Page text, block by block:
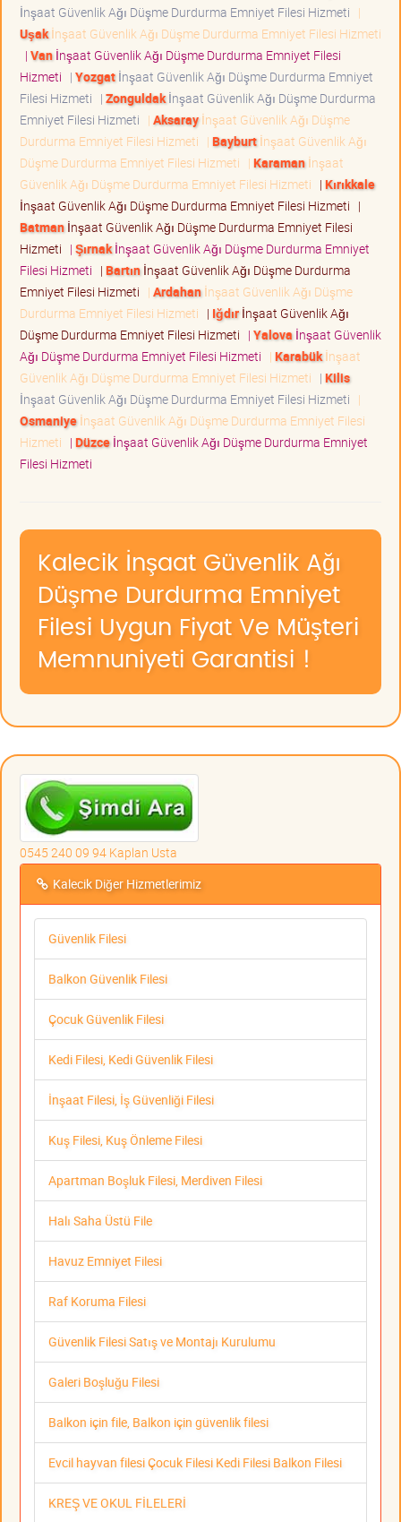
İnşaat Güvenlik Ağı Düşme Durdurma Emniyet Filesi Hizmeti |
Uşakİnşaat Güvenlik Ağı Düşme Durdurma Emniyet Filesi Hizmeti
| Vanİnşaat Güvenlik Ağı Düşme Durdurma Emniyet Filesi
Hizmeti | Yozgatİnşaat Güvenlik Ağı Düşme Durdurma Emniyet
Filesi Hizmeti | Zonguldakİnşaat Güvenlik Ağı Düşme Durdurma
Emniyet Filesi Hizmeti | Aksarayİnşaat Güvenlik Ağı Düşme
Durdurma Emniyet Filesi Hizmeti | Bayburtİnşaat Güvenlik Ağı
Düşme Durdurma Emniyet Filesi Hizmeti | Karamanİnşaat
Güvenlik Ağı Düşme Durdurma Emniyet Filesi Hizmeti | Kırıkkale
İnşaat Güvenlik Ağı Düşme Durdurma Emniyet Filesi Hizmeti |
Batmanİnşaat Güvenlik Ağı Düşme Durdurma Emniyet Filesi
Hizmeti | Şırnakİnşaat Güvenlik Ağı Düşme Durdurma Emniyet
Filesi Hizmeti | Bartınİnşaat Güvenlik Ağı Düşme Durdurma
Emniyet Filesi Hizmeti | Ardahanİnşaat Güvenlik Ağı Düşme
Durdurma Emniyet Filesi Hizmeti | Iğdırİnşaat Güvenlik Ağı
Düşme Durdurma Emniyet Filesi Hizmeti | Yalova İnşaat Güvenlik
Ağı Düşme Durdurma Emniyet Filesi Hizmeti | Karabükİnşaat
Güvenlik Ağı Düşme Durdurma Emniyet Filesi Hizmeti | Kilis
İnşaat Güvenlik Ağı Düşme Durdurma Emniyet Filesi Hizmeti |
Osmaniyeİnşaat Güvenlik Ağı Düşme Durdurma Emniyet Filesi
Hizmeti | Düzceİnşaat Güvenlik Ağı Düşme Durdurma Emniyet
Filesi Hizmeti
Kalecik İnşaat Güvenlik Ağı
Düşme Durdurma Emniyet
Filesi Uygun Fiyat Ve Müşteri
Memnuniyeti Garantisi !
0545 240 09 94 Kaplan Usta
Kalecik Diğer Hizmetlerimiz
Güvenlik Filesi
Balkon Güvenlik Filesi
Çocuk Güvenlik Filesi
Kedi Filesi, Kedi Güvenlik Filesi
İnşaat Filesi, İş Güvenliği Filesi
Kuş Filesi, Kuş Önleme Filesi
Apartman Boşluk Filesi, Merdiven Filesi
Halı Saha Üstü File
Havuz Emniyet Filesi
Raf Koruma Filesi
Güvenlik Filesi Satış ve Montajı Kurulumu
Galeri Boşluğu Filesi
Balkon için file, Balkon için güvenlik filesi
Evcil hayvan filesi Çocuk Filesi Kedi Filesi Balkon Filesi
KREŞ VE OKUL FİLELERİ